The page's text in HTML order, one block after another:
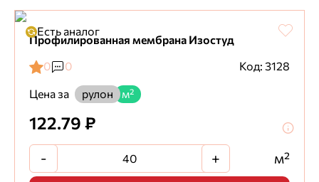
Есть аналог
Профилированная мембрана Изостуд
0
0
Код: 3128
Цена за
рулон м²
122.79 ₽
- + м²